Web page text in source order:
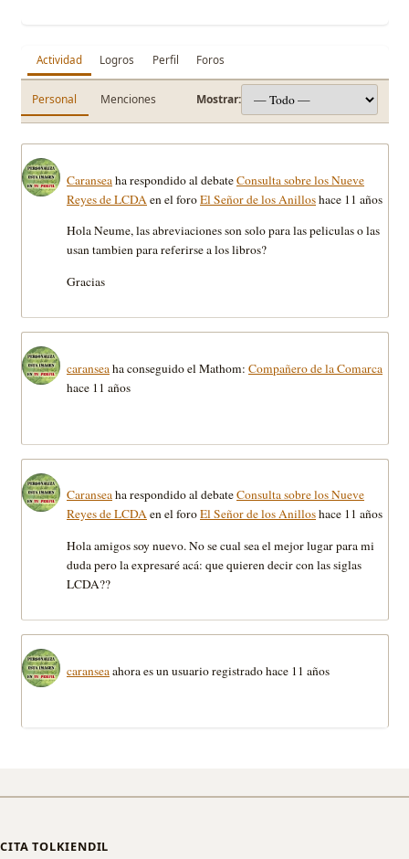
Actividad Logros Perfil Foros
Personal Menciones Mostrar:
Caranseaha respondido al debateConsulta sobre los Nueve
Reyes de LCDAen el foroEl Señor de los Anilloshace 11 años
Hola Neume, las abreviaciones son solo para las peliculas o las
usan tambien para referirse a los libros?
Gracias
caranseaha conseguido el Mathom: Compañero de la Comarca
hace 11 años
Caranseaha respondido al debateConsulta sobre los Nueve
Reyes de LCDAen el foroEl Señor de los Anilloshace 11 años
Hola amigos soy nuevo. No se cual sea el mejor lugar para mi
duda pero la expresaré acá: que quieren decir con las siglas
LCDA??
caranseaahora es un usuario registradohace 11 años
CITA TOLKIENDIL